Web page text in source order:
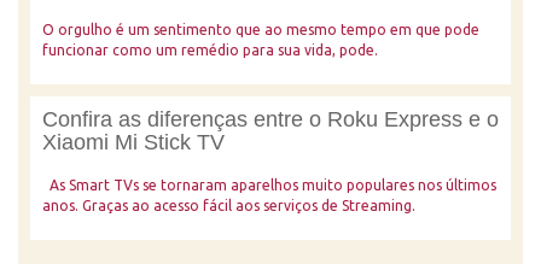
O orgulho é um sentimento que ao mesmo tempo em que pode
funcionar como um remédio para sua vida, pode.
Confira as diferenças entre o Roku Express e o
Xiaomi Mi Stick TV
As Smart TVs se tornaram aparelhos muito populares nos últimos
anos. Graças ao acesso fácil aos serviços de Streaming.